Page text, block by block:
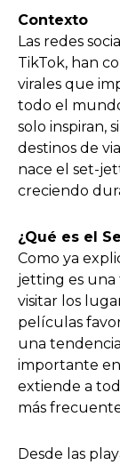
Contexto
Las redes
TikTok, han
virales que
todo el
solo inspiran,
destinos de
nace el set-
creciendo
¿Qué es el
Como ya
jetting es una
visitar los
películas
una
importante
extiende a
más
Desde las